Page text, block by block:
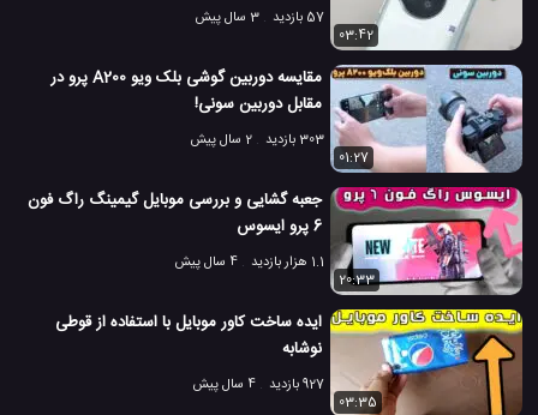
57 بازدید
3 سال پیش
03:42
مقایسه دوربین گوشی بلک ویو A200 پرو در
مقابل دوربین سونی!
303 بازدید
2 سال پیش
01:27
جعبه گشایی و بررسی موبایل گیمینگ راگ فون
6 پرو ایسوس
1.1 هزار بازدید
4 سال پیش
20:33
ایده ساخت کاور موبایل با استفاده از قوطی
نوشابه
927 بازدید
4 سال پیش
03:35